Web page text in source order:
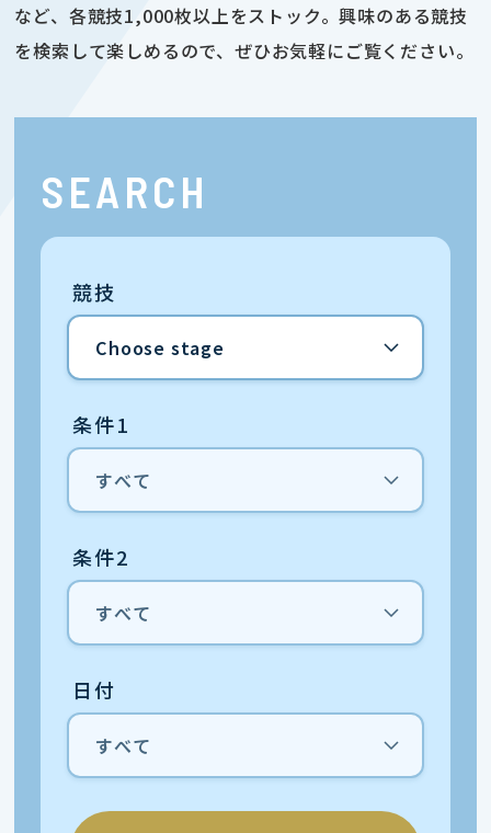
など、各競技1,000枚以上をストック。興味のある競技
を検索して楽しめるので、ぜひお気軽にご覧ください。
SEARCH
競技
条件1
条件2
日付